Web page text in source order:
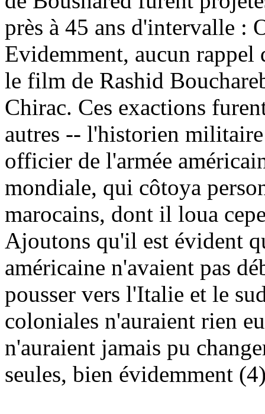
près à 45 ans d'intervalle :
Evidemment, aucun rappel
le film de Rashid
Chirac. Ces exactions
autres -- l'historien
officier de l'armée
mondiale, qui côtoya
marocains, dont il loua
Ajoutons qu'il est évident
américaine n'avaient pas
pousser vers l'Italie et le
coloniales n'auraient rien
n'auraient jamais pu
seules, bien évidemment